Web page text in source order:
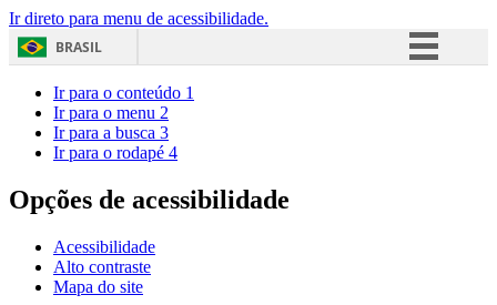
Ir direto para menu de acessibilidade.
BRASIL
Acesso à informação
Ir para o conteúdo 1
Ir para o menu 2
Ir para a busca 3
Ir para o rodapé 4
Opções de acessibilidade
Acessibilidade
Alto contraste
Mapa do site